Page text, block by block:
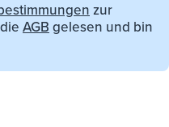
zur
AGB gelesen und bin